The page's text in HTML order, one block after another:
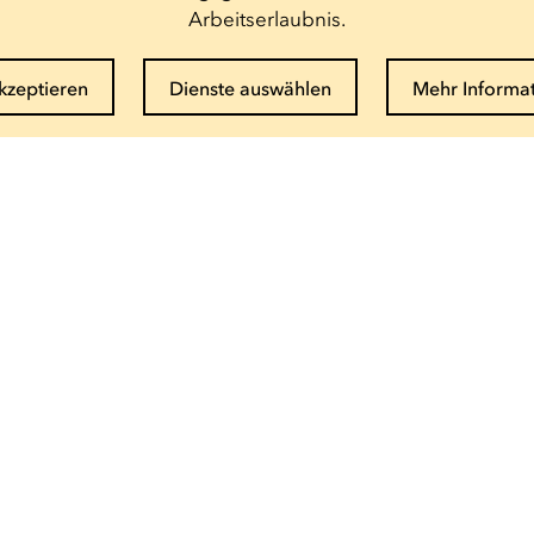
Arbeitserlaubnis.
Dienste auswählen Mehr